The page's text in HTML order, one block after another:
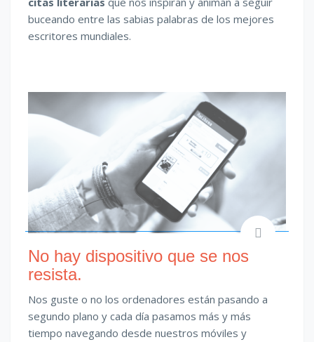
buceando entre las sabias palabras de los mejores
escritores mundiales.
No hay dispositivo que se nos
resista.
Nos guste o no los ordenadores están pasando a
segundo plano y cada día pasamos más y más
tiempo navegando desde nuestros móviles y